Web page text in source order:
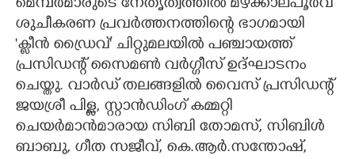
ZOOM
CONTACT US
മെമ്പർമാരുടെ നേതൃത്വത്തിൽ മഴക്കാലപൂർവ
ശുചീകരണ പ്രവർത്തനത്തിന്റെ ഭാഗമായി
'ക്ലീൻ ഡ്രൈവ്' ചിറ്റുമലയിൽ പഞ്ചായത്ത്
പ്രസിഡന്റ് സൈമൺ വർഗ്ഗീസ് ഉദ്ഘാടനം
ചെയ്തു. വാർഡ് തലങ്ങളിൽ വൈസ് പ്രസിഡന്റ്
ജയശ്രീ പിള്ള, സ്റ്റാൻഡിംഗ് കമ്മറ്റി
ചെയർമാൻമാരായ സിബി തോമസ്, സിബിൾ
ബാബു, ഗീത സജീവ്, കെ.ആർ.സന്തോഷ്,